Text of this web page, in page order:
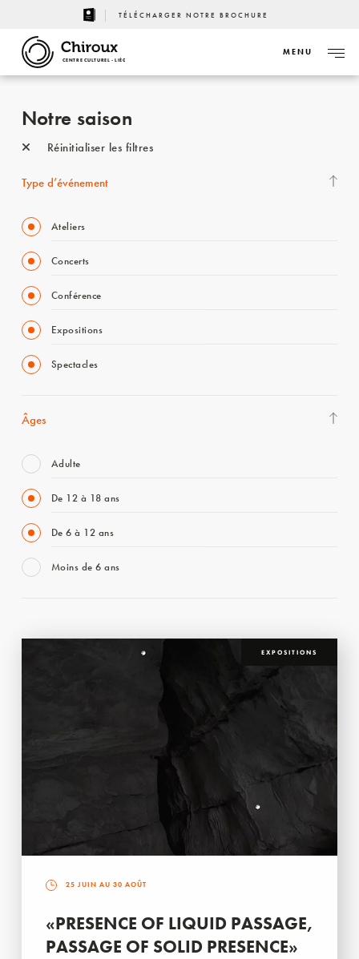
TÉLÉCHARGER NOTRE BROCHURE
CENTRE CULTUREL - LIÈGE
MENU
Notre saison
Réinitialiser les filtres
Type d’événement
Ateliers
Concerts
Conférence
Expositions
Spectacles
Âges
Adulte
De 12 à 18 ans
De 6 à 12 ans
Moins de 6 ans
EXPOSITIONS
25 JUIN AU 30 AOÛT
«PRESENCE OF LIQUID PASSAGE,
PASSAGE OF SOLID PRESENCE»